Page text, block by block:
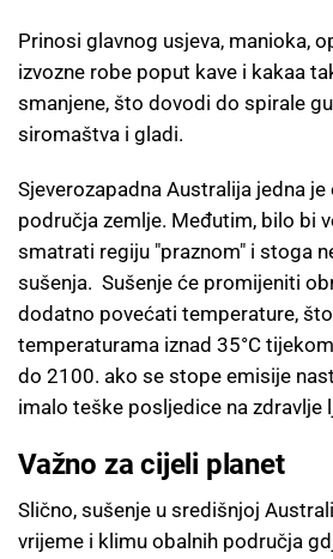
Prinosi glavnog usjeva, manioka,
izvozne robe poput kave i kakaa
smanjene, što dovodi do spirale
siromaštva i gladi.
Sjeverozapadna Australija jedna
područja zemlje. Međutim, bilo bi
smatrati regiju "praznom" i stoga
sušenja. Sušenje će promijeniti
dodatno povećati temperature,
temperaturama iznad 35°C
do 2100. ako se stope emisije
imalo teške posljedice na zdravlje
Važno za cijeli planet
Slično, sušenje u središnjoj
vrijeme i klimu obalnih područja